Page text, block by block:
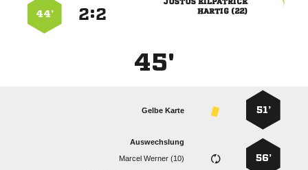
 
 
:
44’
45'
51’
Gelbe Karte
56’
Auswechslung
  